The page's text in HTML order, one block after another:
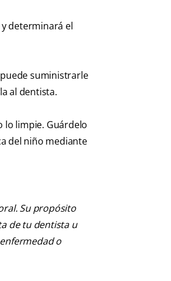
determinará el
suministrarle
al dentista.
lo limpie. Guárdelo
del niño mediante
Su propósito
de tu dentista u
o